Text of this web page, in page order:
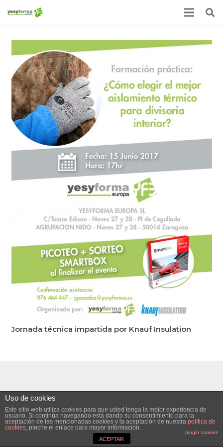
Jornada técnica impartida por Knauf Insulation
Uso de cookies
Este sitio web utiliza cookies para que usted tenga la mejor experiencia de
usuario. Si continúa navegando está dando su consentimiento para la
aceptación de las mencionadas cookies y la aceptación de nuestra política de
cookies, pinche el enlace para mayor información.
plugin cookies
ACEPTAR